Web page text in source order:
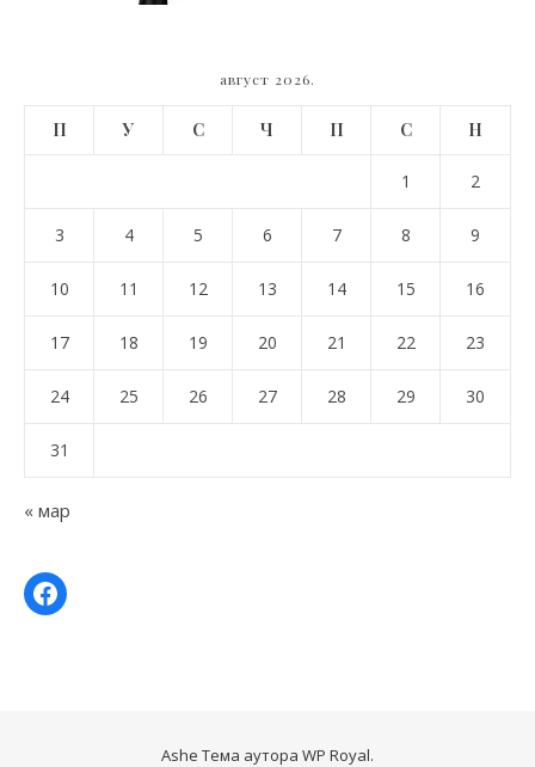
август 2026.
П У С Ч П С Н
1 2
3 4 5 6 7 8 9
10 11 12 13 14 15 16
17 18 19 20 21 22 23
24 25 26 27 28 29 30
31
« мар
Ashe Тема аутора WP Royal.